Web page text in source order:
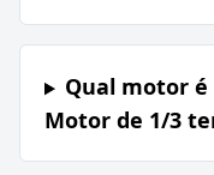
Qual motor é
Motor de 1/3